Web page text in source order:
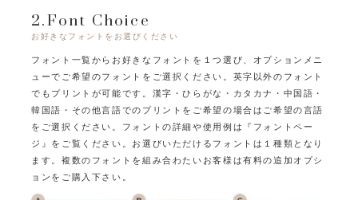
2.Font Choice
お好きなフォントをお選びください
フォント一覧からお好きなフォントを１つ選び、オプションメニ
ューでご希望のフォントをご選択ください。 英字以外のフォント
でもプリントが可能です。 漢字・ひらがな・カタカナ・中国語・
韓国語・その他言語でのプリントをご希望の場合はご希望の言語
をご選択ください。
フォントの詳細や使用例は『フォントペー
ジ』をご覧ください。 お選びいただけるフォントは１種類となり
ます。 複数のフォントを組み合わたいお客様は有料の追加オプシ
ョンをご購入下さい。